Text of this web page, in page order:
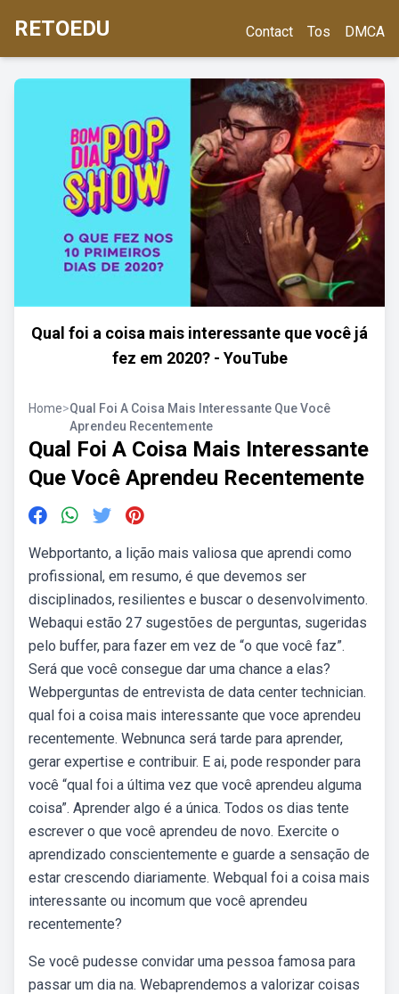
RETOEDU Contact Tos DMCA
Qual foi a coisa mais interessante que você já
fez em 2020? - YouTube
Home>Qual Foi A Coisa Mais Interessante Que Você
Aprendeu Recentemente
Qual Foi A Coisa Mais Interessante
Que Você Aprendeu Recentemente
Webportanto, a lição mais valiosa que aprendi como
profissional, em resumo, é que devemos ser
disciplinados, resilientes e buscar o desenvolvimento.
Webaqui estão 27 sugestões de perguntas, sugeridas
pelo buffer, para fazer em vez de “o que você faz”.
Será que você consegue dar uma chance a elas?
Webperguntas de entrevista de data center technician.
qual foi a coisa mais interessante que voce aprendeu
recentemente. Webnunca será tarde para aprender,
gerar expertise e contribuir. E ai, pode responder para
você “qual foi a última vez que você aprendeu alguma
coisa”. Aprender algo é a única. Todos os dias tente
escrever o que você aprendeu de novo. Exercite o
aprendizado conscientemente e guarde a sensação de
estar crescendo diariamente. Webqual foi a coisa mais
interessante ou incomum que você aprendeu
recentemente?
Se você pudesse convidar uma pessoa famosa para
passar um dia na. Webaprendemos a valorizar coisas